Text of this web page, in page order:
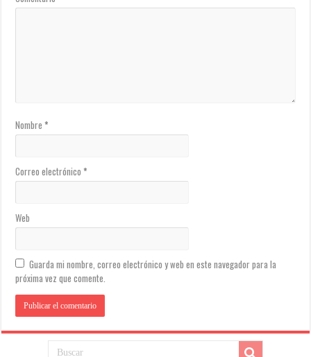
Nombre*
Correo electrónico*
Web
Guarda mi nombre, correo electrónico y web en este navegador para la
próxima vez que comente.